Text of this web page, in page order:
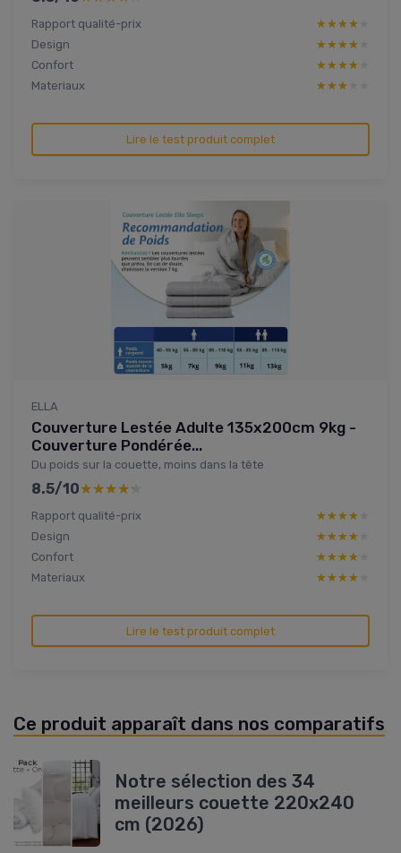
Rapport qualité-prix ★★★★★
★★★★★
Design
★★★★★
★★★★★
Confort
★★★★★
★★★★★
Materiaux
★★★★★
★★★★★
Lire le test produit complet
ELLA
Couverture Lestée Adulte 135x200cm 9kg -
Couverture Pondérée...
Du poids sur la couette, moins dans la tête
8.5/10★★★★★
★★★★★
Rapport qualité-prix ★★★★★
★★★★★
Design
★★★★★
★★★★★
Confort
★★★★★
★★★★★
Materiaux
★★★★★
★★★★★
Lire le test produit complet
Ce produit apparaît dans nos comparatifs
Notre sélection des 34
meilleurs couette 220x240
cm (2026)